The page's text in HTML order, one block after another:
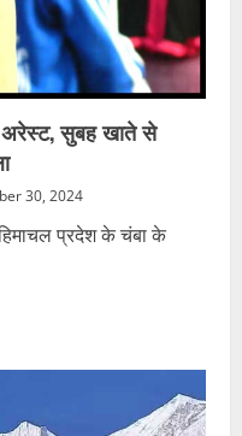
अरेस्ट, सुबह खाते से
30, 2024
प्रदेश के चंबा के